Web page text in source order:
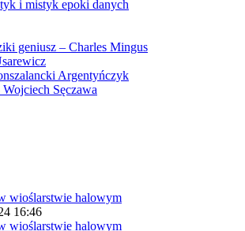
i mistyk epoki danych
geniusz – Charles Mingus
Argentyńczyk
Sęczawa
16:46